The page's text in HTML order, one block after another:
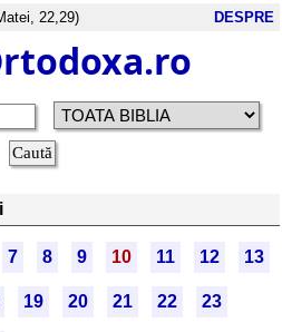
22,29) DESPRE
7 8 9 10 11 12 13
19 20 21 22 23